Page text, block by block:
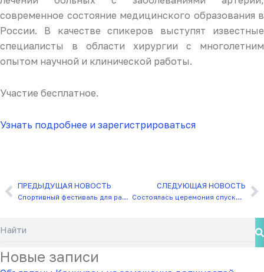
современное состояние медицинского образования в
России. В качестве спикеров выступят известные
специалисты в области хирургии с многолетним
опытом научной и клинической работы.
Участие бесплатное.
Узнать подробнее и зарегистрироваться
Назад
ПРЕДЫДУЩАЯ НОВОСТЬ
Спортивный фестиваль для работающей молодёжи
СЛЕДУЮЩАЯ НОВОСТЬ
Состоялась церемония спуска на воду фрегата «Адмирал Амелько»
Новые записи